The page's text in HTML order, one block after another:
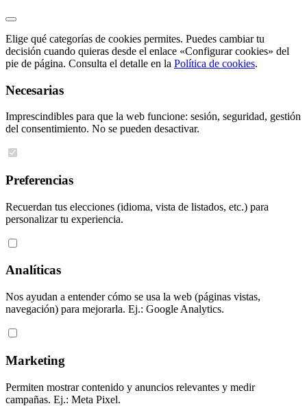
Elige qué categorías de cookies permites. Puedes cambiar tu
decisión cuando quieras desde el enlace «Configurar cookies» del
pie de página. Consulta el detalle en la Política de cookies.
Necesarias
Imprescindibles para que la web funcione: sesión, seguridad, gestión
del consentimiento. No se pueden desactivar.
Preferencias
Recuerdan tus elecciones (idioma, vista de listados, etc.) para
personalizar tu experiencia.
Analíticas
Nos ayudan a entender cómo se usa la web (páginas vistas,
navegación) para mejorarla. Ej.: Google Analytics.
Marketing
Permiten mostrar contenido y anuncios relevantes y medir
campañas. Ej.: Meta Pixel.